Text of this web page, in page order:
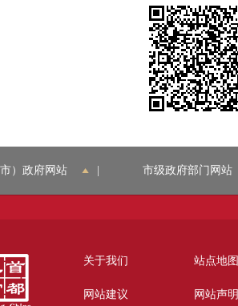
）政府网站 市级政府部门网站
关于我们 站点地图
网站建议 网站声明